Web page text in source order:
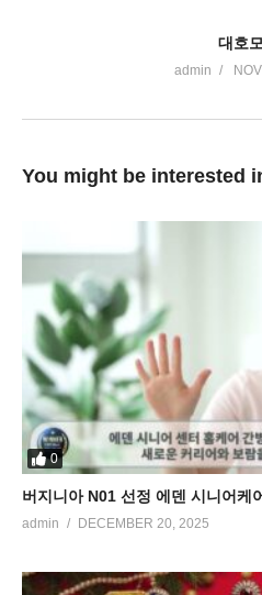
대호
admin
You might be interested
0
버지니아 N01 선정 에덴 시니어케
admin DECEMBER 20, 2025